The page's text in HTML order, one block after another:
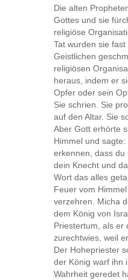
Die alten
Gottes und sie
religiöse
Tat wurden sie
Geistlichen
religiösen
heraus, indem er
Opfer oder sein
Sie schrien. Sie
auf den Altar. Sie
Aber Gott erhörte
Himmel und sagte:
erkennen, dass du
dein Knecht und
Wort das alles
Feuer vom
verzehren. Micha
dem König von
Priestertum, als er
zurechtwies, weil
Der Hohepriester
der König warf ihn
Wahrheit geredet